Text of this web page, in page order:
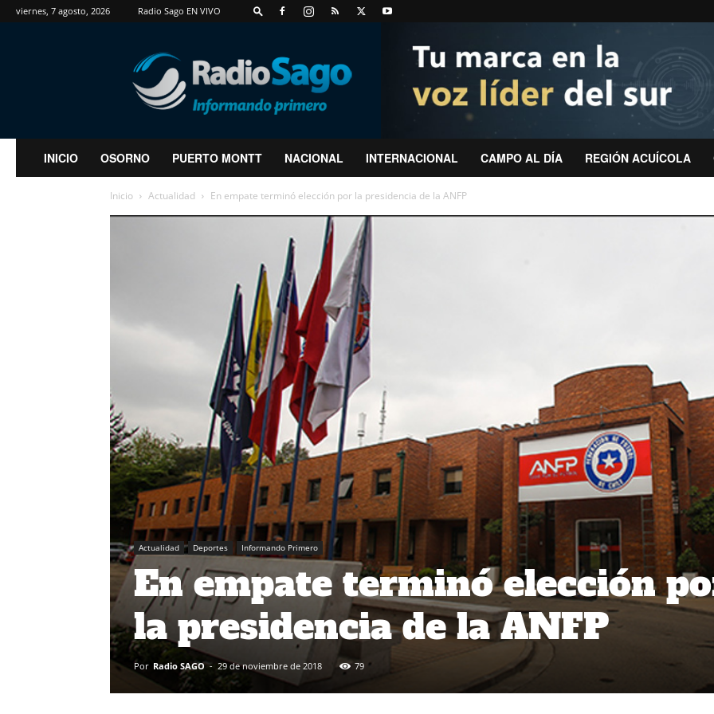
viernes, 7 agosto, 2026 Radio Sago EN VIVO
RadioSago
INICIO OSORNO PUERTO MONTT NACIONAL INTERNACIONAL CAMPO AL DÍA REGIÓN ACUÍCOLA
Inicio Actualidad En empate terminó elección por la presidencia de la ANFP
Actualidad Deportes Informando Primero
En empate terminó elección
la presidencia de la ANFP
Por Radio SAGO - 29 de noviembre de 2018 79